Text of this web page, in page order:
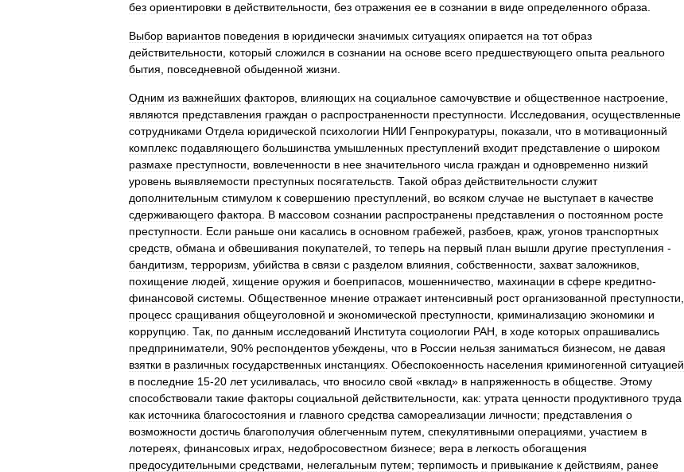
без ориентировки в действительности без отражения ее в сознании в виде определенного образа
Выбор вариантов поведения в юридически значимых ситуациях опирается на тот образ
действительности
который сложился в сознании на основе всего предшествующего опыта реального
бытия
повседневной обыденной жизни
Одним из важнейших факторов влияющих на социальное самочувствие и общественное настроение
являются представления граждан о распространенности преступности Исследования осуществленные
сотрудниками Отдела юридической психологии НИИ Генпрокуратуры показали что в мотивационный
комплекс подавляющего большинства умышленных преступлений входит представление о широком
размахе преступности вовлеченности в нее значительного числа граждан и одновременно низкий
уровень выявляемости преступных посягательств Такой образ действительности служит
дополнительным стимулом к совершению преступлений во всяком случае не выступает в качестве
сдерживающего фактора В массовом сознании распространены представления о постоянном росте
преступности
Если раньше они касались в основном грабежей разбоев краж угонов транспортных
средств обмана и обвешивания покупателей то теперь на первый план вышли другие преступления -
бандитизм терроризм убийства в связи с разделом влияния собственности захват заложников
похищение людей хищение оружия и боеприпасов мошенничество махинации в сфере кредитно-
финансовой системы Общественное мнение отражает интенсивный рост организованной преступности
процесс сращивания общеуголовной и экономической преступности криминализацию экономики и
коррупцию Так по данным исследований Института социологии РАН в ходе которых опрашивались
предприниматели 90% респондентов убеждены что в России нельзя заниматься бизнесом не давая
взятки в различных государственных инстанциях Обеспокоенность населения криминогенной ситуацией
в последние 15-20 лет усиливалась что вносило свой «вклад» в напряженность в обществе Этому
способствовали такие факторы социальной действительности как: утрата ценности продуктивного труда
как источника благосостояния и главного средства самореализации личности; представления о
возможности достичь благополучия облегченным путем спекулятивными операциями участием в
лотереях финансовых играх недобросовестном бизнесе; вера в легкость обогащения
предосудительными средствами нелегальным путем; терпимость и привыкание к действиям
ранее